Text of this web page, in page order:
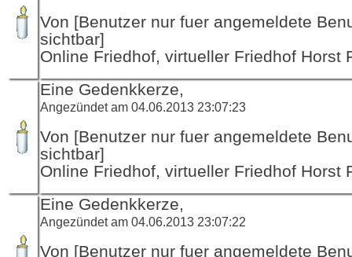
Von [Benutzer nur fuer angemeldete
sichtbar]
Online Friedhof, virtueller Friedhof Horst
Eine Gedenkkerze,
Angezündet am 04.06.2013 23:07:23
Von [Benutzer nur fuer angemeldete
sichtbar]
Online Friedhof, virtueller Friedhof Horst
Eine Gedenkkerze,
Angezündet am 04.06.2013 23:07:22
Von [Benutzer nur fuer angemeldete